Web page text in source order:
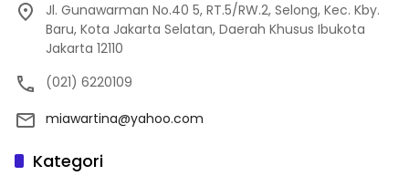
Jl. Gunawarman No.40 5, RT.5/RW.2, Selong, Kec. Kby.
Baru, Kota Jakarta Selatan, Daerah Khusus Ibukota
Jakarta 12110
(021) 6220109
miawartina@yahoo.com
Kategori